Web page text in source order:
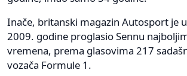
Inače, britanski magazin Autosport je
2009. godine proglasio Sennu
vremena, prema glasovima 217
vozača Formule 1.